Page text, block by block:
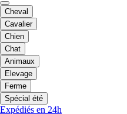
Cheval
Cavalier
Chien
Chat
Animaux
Elevage
Ferme
Spécial été
Expédiés en 24h